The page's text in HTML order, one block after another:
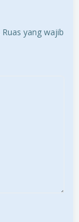
Ruas yang wajib